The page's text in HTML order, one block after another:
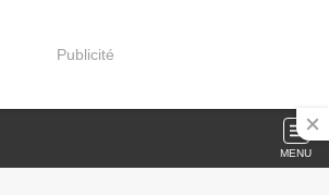
Publicité
MENU